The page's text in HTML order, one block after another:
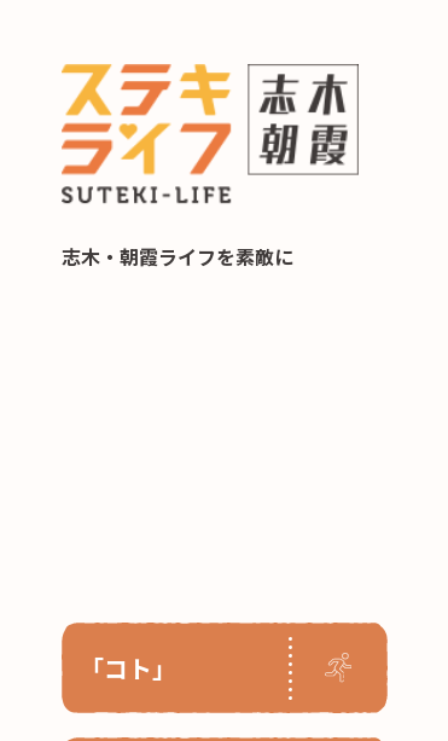
志木・朝霞ライフを素敵に
「コト」
え相談